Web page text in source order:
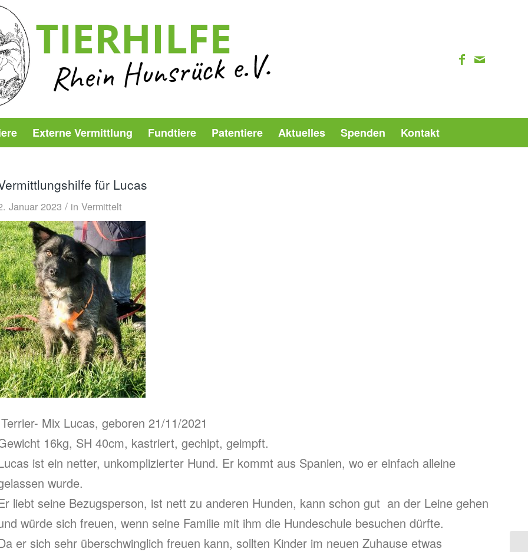
Externe Vermittlung Fundtiere Patentiere Aktuelles Spenden Kontakt
für Lucas
Januar 2023 / in Vermittelt
Terrier- Mix Lucas, geboren 21/11/2021
16kg, SH 40cm, kastriert, gechipt, geimpft.
ist ein netter, unkomplizierter Hund. Er kommt aus Spanien, wo er einfach alleine
wurde.
liebt seine Bezugsperson, ist nett zu anderen Hunden, kann schon gut an der Leine gehen
würde sich freuen, wenn seine Familie mit ihm die Hundeschule besuchen dürfte.
er sich sehr überschwinglich freuen kann, sollten Kinder im neuen Zuhause etwas